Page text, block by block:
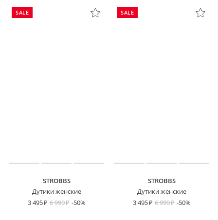
SALE
STROBBS
Дутики женские
3 495
6 990 -50%
SALE
STROBBS
Дутики женские
3 495
6 990 -50%